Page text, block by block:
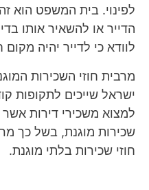
לפינוי. בית המשפט הוא
הדייר או להשאיר אותו
לוודא כי לדייר יהיה מקום
מרבית חוזי השכירות
ישראל שייכים לתקופות
למצוא משכירי דירות
שכירות מוגנת, בשל כך
חוזי שכירות בלתי מוגנת.